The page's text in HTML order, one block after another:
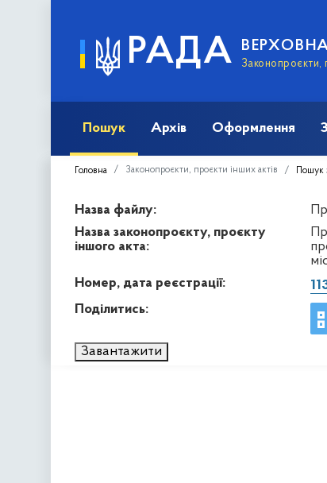
РАДА Законопроєкти,
Пошук Архів Оформлення
Головна Законопроєкти, проєкти інших актів Пошук
Назва файлу:
Назва законопроєкту, проєкту
іншого акта:
Номер, дата реєстрації:
Поділитись:
Завантажити